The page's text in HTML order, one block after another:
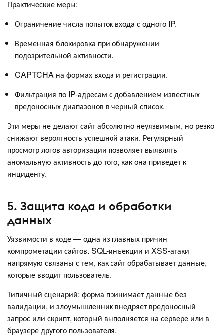
Практические меры:
Ограничение числа попыток входа с одного IP.
Временная блокировка при обнаружении
подозрительной активности.
CAPTCHA на формах входа и регистрации.
Фильтрация по IP-адресам с добавлением известных
вредоносных диапазонов в черный список.
Эти меры не делают сайт абсолютно неуязвимым, но резко
снижают вероятность успешной атаки. Регулярный
просмотр логов авторизации позволяет выявлять
аномальную активность до того, как она приведет к
инциденту.
5. Защита кода и обработки
данных
Уязвимости в коде — одна из главных причин
компрометации сайтов. SQL-инъекции и XSS-атаки
напрямую связаны с тем, как сайт обрабатывает данные,
которые вводит пользователь.
Типичный сценарий: форма принимает данные без
валидации, и злоумышленник внедряет вредоносный
запрос или скрипт, который выполняется на сервере или в
браузере другого пользователя.